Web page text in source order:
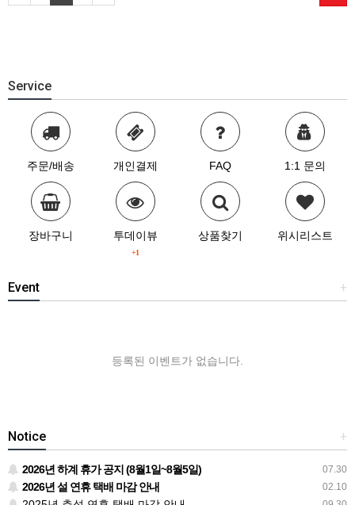
Service
주문/배송 개인결제 FAQ 1:1 문의
장바구니 투데이뷰
+1
상품찾기 위시리스트
+
Event
등록된 이벤트가 없습니다.
+
Notice
07.30
2026년 하계 휴가 공지 (8월1일~8월5일)
02.10
2026년 설 연휴 택배 마감 안내